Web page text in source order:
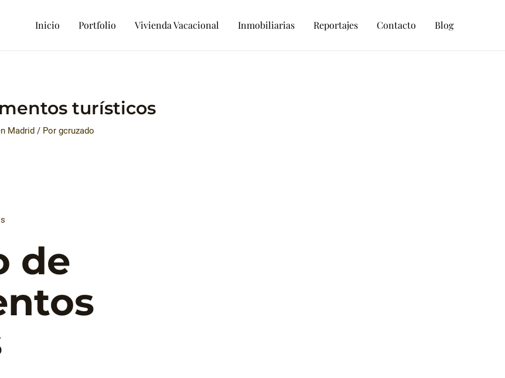
Inicio Portfolio Vivienda Vacacional Inmobiliarias Reportajes Contacto Blog
turísticos
Madrid / Porgcruzado
de